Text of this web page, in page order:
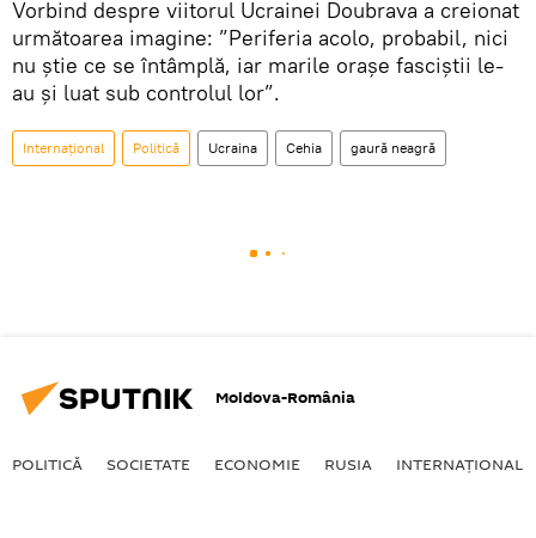
Vorbind despre viitorul Ucrainei Doubrava a creionat
următoarea imagine: ”Periferia acolo, probabil, nici
nu știe ce se întâmplă, iar marile orașe fasciștii le-
au și luat sub controlul lor”.
Internaţional Politică Ucraina Cehia gaură neagră
Moldova-România
POLITICĂ SOCIETATE ECONOMIE RUSIA INTERNAŢIONAL